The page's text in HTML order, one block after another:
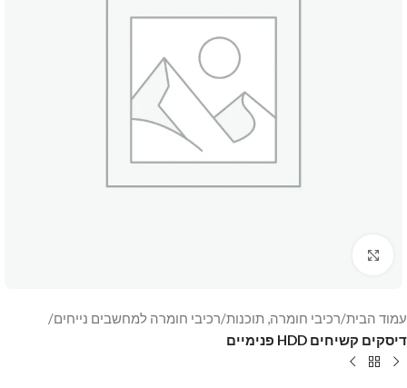
עמוד הבית רכיבי חומרה, תוכנות רכיבי חומרה למחשבים נייחים
דיסקים קשיחים HDD פנימיים